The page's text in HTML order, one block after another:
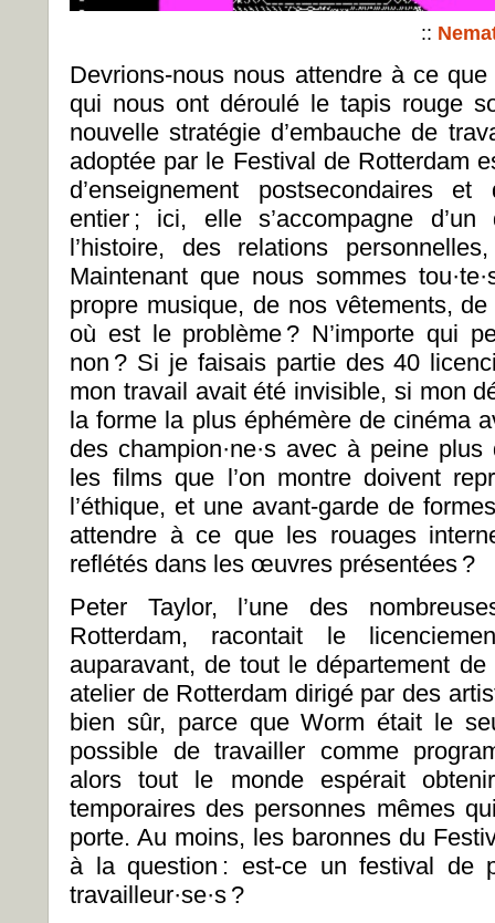
::
Devrions-nous nous attendre à ce que
qui nous ont déroulé le tapis rouge
nouvelle stratégie d’embauche de
adoptée par le Festival de Rotterdam
d’enseignement postsecondaires
entier ; ici, elle s’accompagne
l’histoire, des relations
Maintenant que nous sommes
propre musique, de nos vêtements,
où est le problème ? N’importe qui
non ? Si je faisais partie des 40
mon travail avait été invisible, si mon
la forme la plus éphémère de cinéma
des champion·ne·s avec à peine
les films que l’on montre doivent
l’éthique, et une avant-garde de
attendre à ce que les rouages
reflétés dans les œuvres présentées ?
Peter Taylor, l’une des
Rotterdam, racontait le
auparavant, de tout le département
atelier de Rotterdam dirigé par des
bien sûr, parce que Worm était le
possible de travailler comme
alors tout le monde espérait
temporaires des personnes mêmes
porte. Au moins, les baronnes du
à la question : est-ce un festival de
travailleur·se·s ?